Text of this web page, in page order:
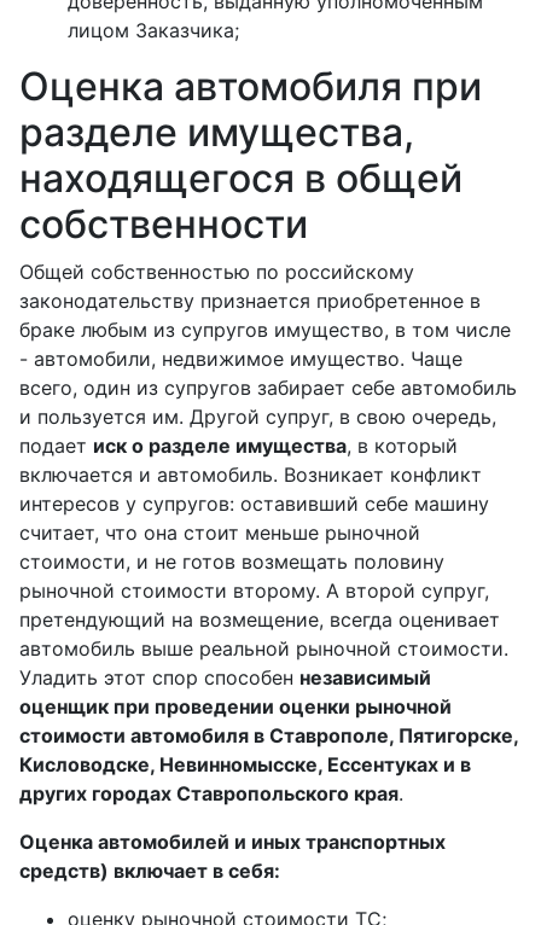
лицом Заказчика;
Оценка автомобиля при
разделе имущества,
находящегося в общей
собственности
Общей собственностью по российскому
законодательству признается приобретенное в
браке любым из супругов имущество, в том числе
- автомобили, недвижимое имущество. Чаще
всего, один из супругов забирает себе автомобиль
и пользуется им. Другой супруг, в свою очередь,
подает иск о разделе имущества, в который
включается и автомобиль. Возникает конфликт
интересов у супругов: оставивший себе машину
считает, что она стоит меньше рыночной
стоимости, и не готов возмещать половину
рыночной стоимости второму. А второй супруг,
претендующий на возмещение, всегда оценивает
автомобиль выше реальной рыночной стоимости.
Уладить этот спор способен независимый
оценщик при проведении оценки рыночной
стоимости автомобиля в Ставрополе, Пятигорске,
Кисловодске, Невинномысске, Ессентуках и в
других городах Ставропольского края.
Оценка автомобилей и иных транспортных
средств) включает в себя:
оценку рыночной стоимости ТС;